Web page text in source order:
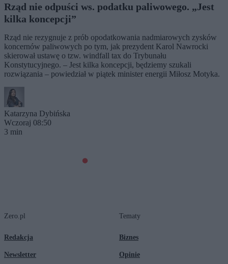
Rząd nie odpuści ws. podatku paliwowego. „Jest
kilka koncepcji”
Rząd nie rezygnuje z prób opodatkowania nadmiarowych zysków
koncernów paliwowych po tym, jak prezydent Karol Nawrocki
skierował ustawę o tzw. windfall tax do Trybunału
Konstytucyjnego. – Jest kilka koncepcji, będziemy szukali
rozwiązania – powiedział w piątek minister energii Miłosz Motyka.
Katarzyna Dybińska
Wczoraj 08:50
3 min
Zero.pl
Redakcja
Newsletter
Tematy
Biznes
Opinie